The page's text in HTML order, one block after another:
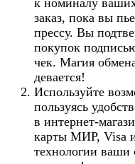
к номиналу
заказ, пока вы
прессу. Вы
покупок
чек. Магия
девается!
Используйте
пользуясь
в интернет-
карты МИР, Visa
технологии